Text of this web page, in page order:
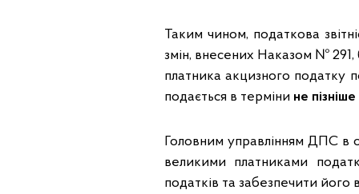
Таким чином, податкова
змін, внесених Наказом №
платника акцизного податку
подається в терміни не
Головним управлінням ДПС в
великими платниками
податків та забезпечити його